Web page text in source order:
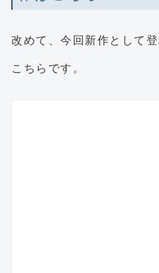
改めて、今回新作として
こちらです。